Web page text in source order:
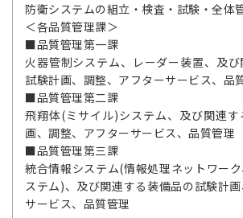
防衛システムの組立・検査・試験・全体
＜各品質管理課＞
■品質管理第一課
火器管制システム、レーダー装置、及
試験計画、調整、アフターサービス、品
■品質管理第二課
飛翔体(ミサイル)システム、及び関連
画、調整、アフターサービス、品質管理
■品質管理第三課
統合情報システム(情報処理ネットワー
ステム)、及び関連する装備品の試験計
サービス、品質管理